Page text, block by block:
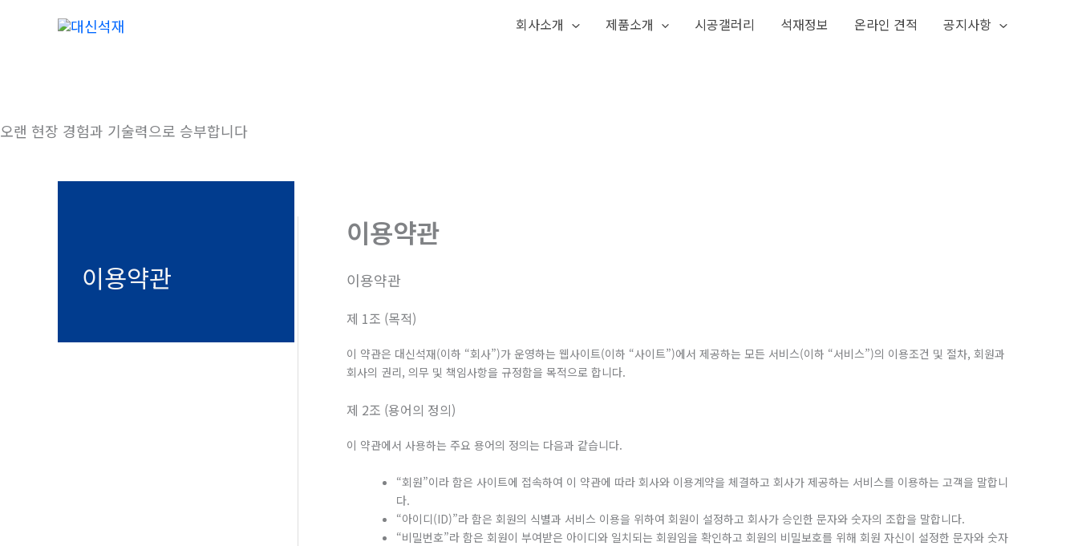
너
회사소개 제품소개 시공갤러리 석재정보 온라인 견적 공지사항
오랜 현장 경험과 기술력으로 승부합니다
이용약관
이용약관
이용약관
제 1조 (목적)
이 약관은 대신석재(이하 “회사”)가 운영하는 웹사이트(이하 “사이트”)에서 제공하는 모든 서비스(이하 “서비스”)의 이용조건 및 절차, 회원과
회사의 권리, 의무 및 책임사항을 규정함을 목적으로 합니다.
제 2조 (용어의 정의)
이 약관에서 사용하는 주요 용어의 정의는 다음과 같습니다.
“회원”이라 함은 사이트에 접속하여 이 약관에 따라 회사와 이용계약을 체결하고 회사가 제공하는 서비스를 이용하는 고객을 말합니
다.
“아이디(ID)”라 함은 회원의 식별과 서비스 이용을 위하여 회원이 설정하고 회사가 승인한 문자와 숫자의 조합을 말합니다.
“비밀번호”라 함은 회원이 부여받은 아이디와 일치되는 회원임을 확인하고 회원의 비밀보호를 위해 회원 자신이 설정한 문자와 숫자